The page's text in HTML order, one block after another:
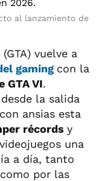
al lanzamiento de
vuelve a
gaming con la
GTA VI.
la salida
ansias esta
récords y
una
a día, tanto
por las